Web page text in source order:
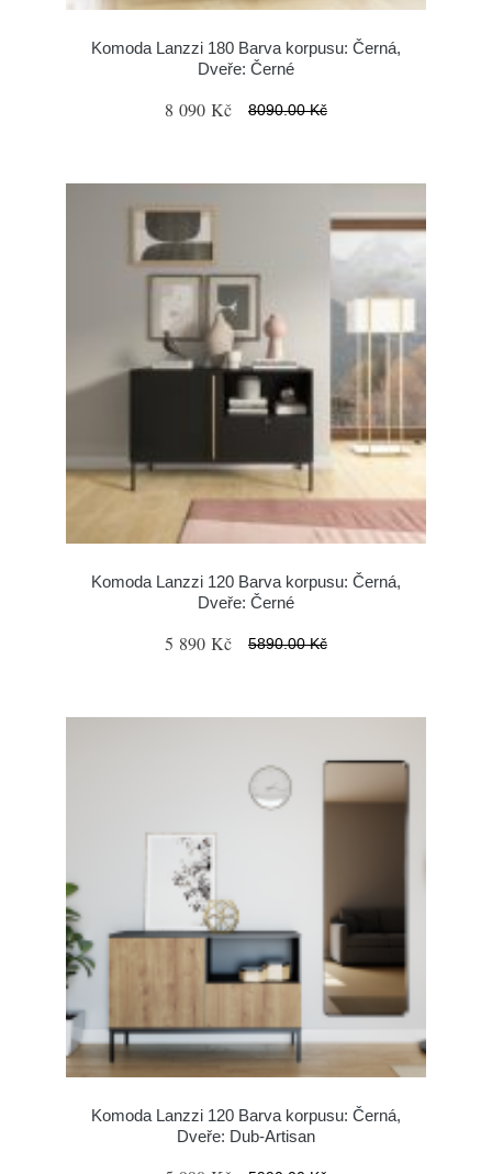
Komoda Lanzzi 180 Barva korpusu: Černá,
Dveře: Černé
8 090 Kč 8090.00 Kč
Komoda Lanzzi 120 Barva korpusu: Černá,
Dveře: Černé
5 890 Kč 5890.00 Kč
Komoda Lanzzi 120 Barva korpusu: Černá,
Dveře: Dub-Artisan